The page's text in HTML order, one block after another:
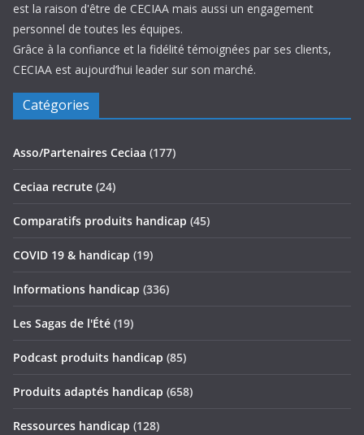
est la raison d'être de CECIAA mais aussi un engagement
personnel de toutes les équipes.
Grâce à la confiance et la fidélité témoignées par ses clients,
CECIAA est aujourd’hui leader sur son marché.
Catégories
Asso/Partenaires Ceciaa (177)
Ceciaa recrute (24)
Comparatifs produits handicap (45)
COVID 19 & handicap (19)
Informations handicap (336)
Les Sagas de l'Été (19)
Podcast produits handicap (85)
Produits adaptés handicap (658)
Ressources handicap (128)